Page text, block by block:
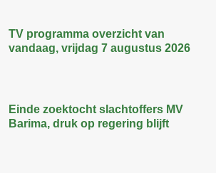
TV programma overzicht van
vandaag, vrijdag 7 augustus 2026
Einde zoektocht slachtoffers MV
Barima, druk op regering blijft